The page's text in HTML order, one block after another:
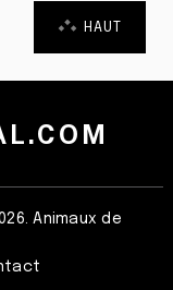
HAUT
Animaux de